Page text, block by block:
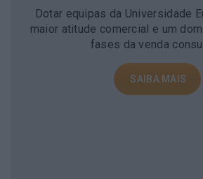
Dotar equipas da Universidade
maior atitude comercial e um
fases da venda